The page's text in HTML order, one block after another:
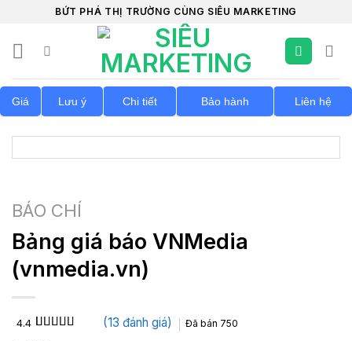
BỨT PHÁ THỊ TRƯỜNG CÙNG SIÊU MARKETING
Giá Lưu ý Chi tiết Bảo hành Liên hệ
BÁO CHÍ
Bảng giá báo VNMedia
(vnmedia.vn)
4.4 (13 đánh giá) Đã bán 750